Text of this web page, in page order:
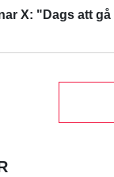
X: "Dags att